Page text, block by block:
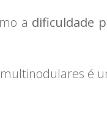
a dificuldade
é